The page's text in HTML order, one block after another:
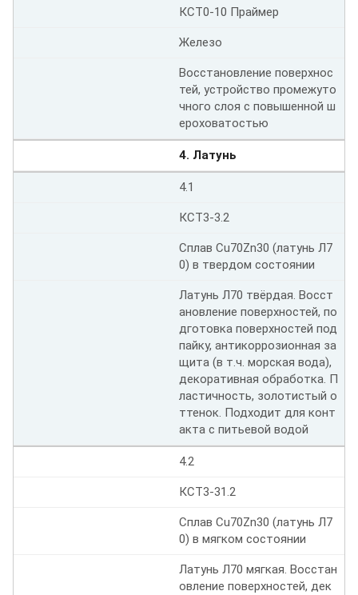
КСТ0-10 Праймер
Железо
Восстановление поверхнос
тей, устройство промежуто
чного слоя с повышенной ш
ероховатостью
4. Латунь
4.1
КСТ3-3.2
Сплав Cu70Zn30 (латунь Л7
0) в твердом состоянии
Латунь Л70 твёрдая. Восст
ановление поверхностей, по
дготовка поверхностей под
пайку, антикоррозионная за
щита (в т.ч. морская вода),
декоративная обработка. П
ластичность, золотистый о
ттенок. Подходит для конт
акта с питьевой водой
4.2
КСТ3-31.2
Сплав Cu70Zn30 (латунь Л7
0) в мягком состоянии
Латунь Л70 мягкая. Восстан
овление поверхностей, дек